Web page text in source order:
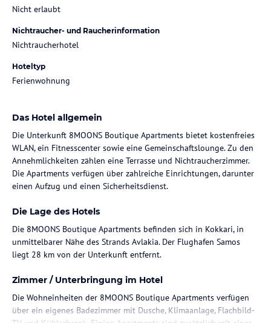
Nicht erlaubt
Nichtraucher- und Raucherinformation
Nichtraucherhotel
Hoteltyp
Ferienwohnung
Das Hotel allgemein
Die Unterkunft 8MOONS Boutique Apartments bietet kostenfreies
WLAN, ein Fitnesscenter sowie eine Gemeinschaftslounge. Zu den
Annehmlichkeiten zählen eine Terrasse und Nichtraucherzimmer.
Die Apartments verfügen über zahlreiche Einrichtungen, darunter
einen Aufzug und einen Sicherheitsdienst.
Die Lage des Hotels
Die 8MOONS Boutique Apartments befinden sich in Kokkari, in
unmittelbarer Nähe des Strands Avlakia. Der Flughafen Samos
liegt 28 km von der Unterkunft entfernt.
Zimmer / Unterbringung im Hotel
Die Wohneinheiten der 8MOONS Boutique Apartments verfügen
über ein eigenes Badezimmer mit Dusche, Klimaanlage, Flachbild-